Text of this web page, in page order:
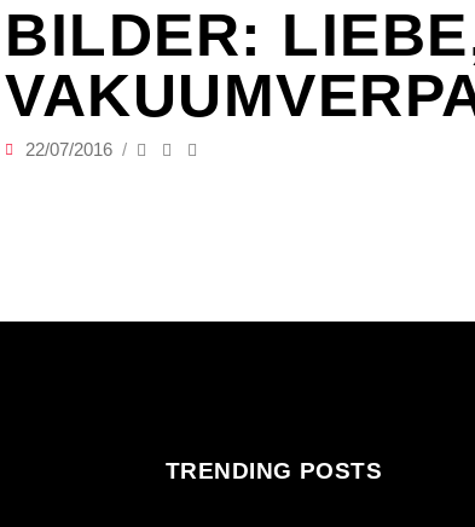
BILDER:
22/07/2016
TRENDING POSTS